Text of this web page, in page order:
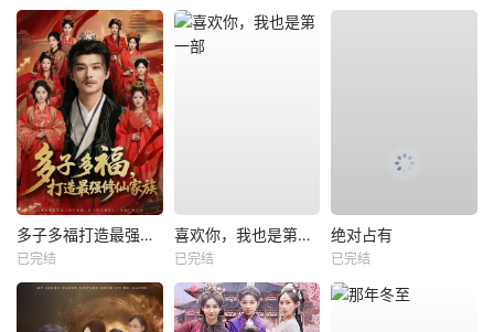
多子多福打造最强修仙家族
已完结
喜欢你，我也是第一部
已完结
绝对占有
已完结